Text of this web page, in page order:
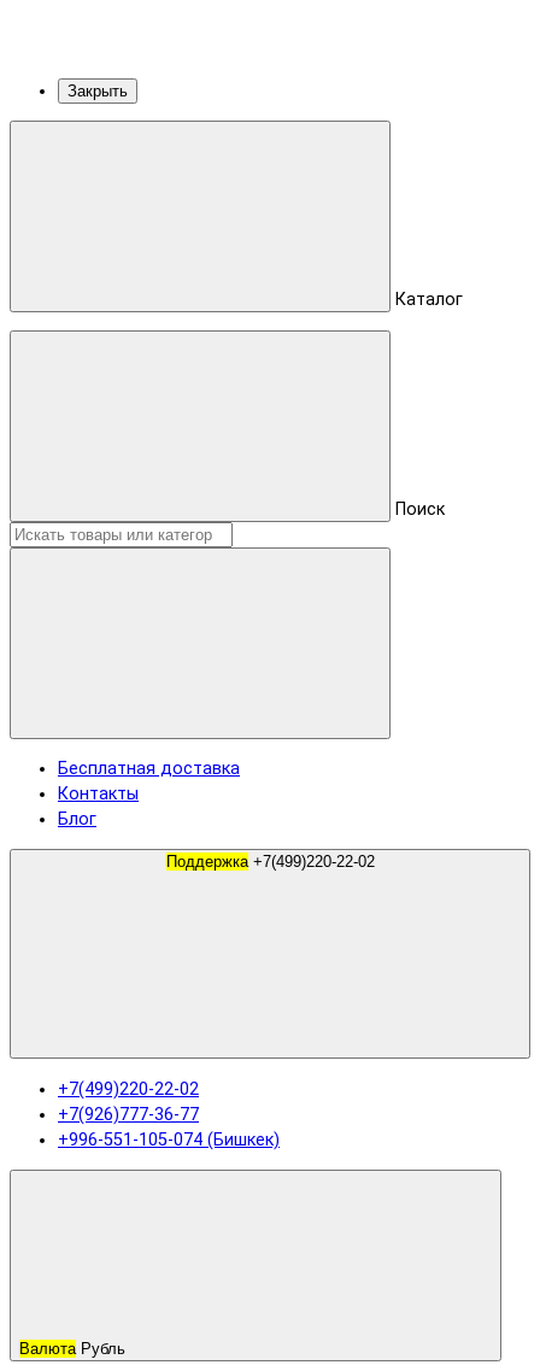
Закрыть
Каталог
Поиск
Бесплатная доставка
Контакты
Блог
Поддержка +7(499)220-22-02
+7(499)220-22-02
+7(926)777-36-77
+996-551-105-074 (Бишкек)
Валюта Рубль